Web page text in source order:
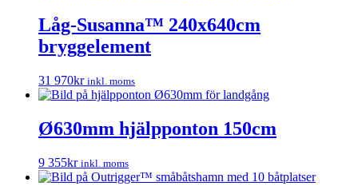
Låg-Susanna™ 240x640cm
bryggelement
31 970kr inkl. moms
Ø630mm hjälpponton 150cm
9 355kr inkl. moms